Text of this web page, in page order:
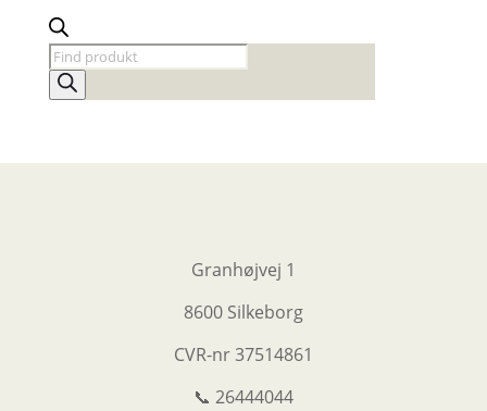
Products
search
Granhøjvej 1
8600 Silkeborg
CVR-nr37514861
📞 26444044